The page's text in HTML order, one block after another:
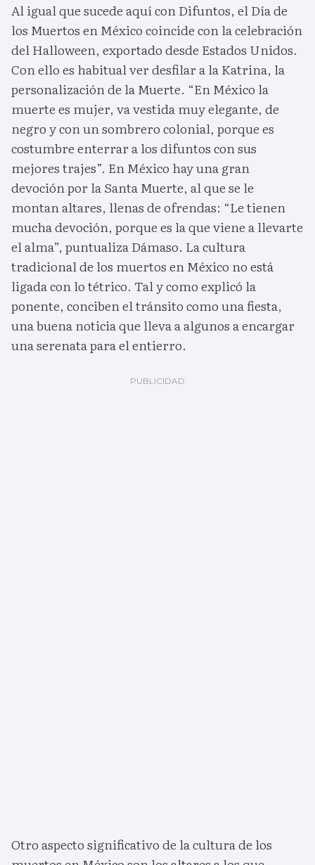
Al igual que sucede aquí con Difuntos, el Día de
los Muertos en México coincide con la celebración
del Halloween, exportado desde Estados Unidos.
Con ello es habitual ver desfilar a la Katrina, la
personalización de la Muerte. “En México la
muerte es mujer, va vestida muy elegante, de
negro y con un sombrero colonial, porque es
costumbre enterrar a los difuntos con sus
mejores trajes”. En México hay una gran
devoción por la Santa Muerte, al que se le
montan altares, llenas de ofrendas: “Le tienen
mucha devoción, porque es la que viene a llevarte
el alma”, puntualiza Dámaso. La cultura
tradicional de los muertos en México no está
ligada con lo tétrico. Tal y como explicó la
ponente, conciben el tránsito como una fiesta,
una buena noticia que lleva a algunos a encargar
una serenata para el entierro.
Otro aspecto significativo de la cultura de los